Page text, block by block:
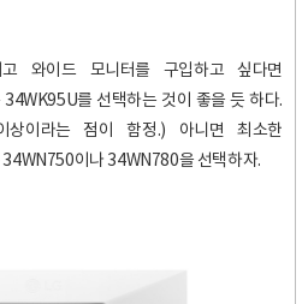
와이드 모니터를 구입하고 싶다면
를 선택하는 것이 좋을 듯 하다.
이라는 점이 함정.) 아니면 최소한
이나 34WN780을 선택하자.